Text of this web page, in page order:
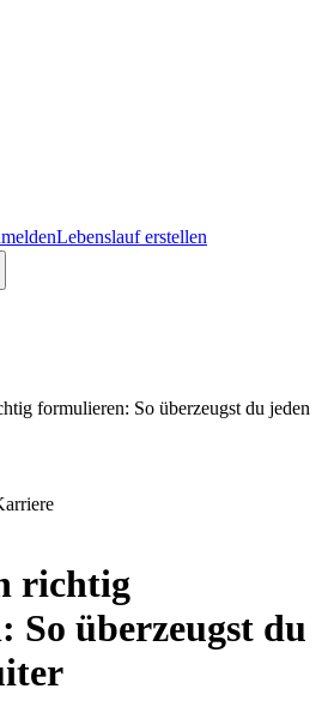
Lebenslauf erstellen
formulieren: So überzeugst du jeden
richtig
So überzeugst du